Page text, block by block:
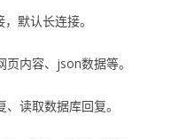
默认长连接。
内容、json数据等。
读取数据库回复。